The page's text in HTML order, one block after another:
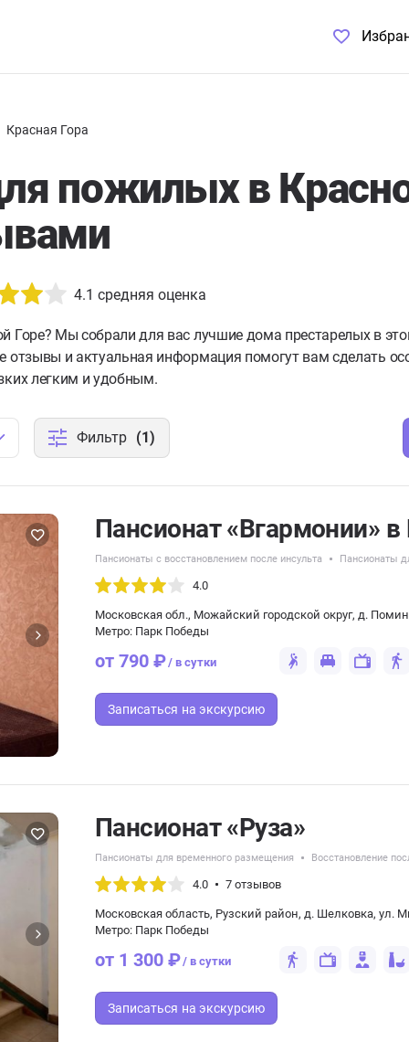
Красная Гора
пожилых в
4.1 средняя оценка
Горе? Мы собрали для вас лучшие дома престарелых в
отзывы и актуальная информация помогут вам сделать
легким и удобным.
Фильтр (1)
Пансионат «Вгармонии»
Пансионаты с восстановлением после инсульта Пансионаты
4.0
Московская обл., Можайский городской округ, д.
Метро: Парк Победы
от 790 ₽/ в сутки
Записаться на экскурсию
Пансионат «Руза»
Пансионаты для временного размещения Восстановление
4.0 7 отзывов
Московская область, Рузский район, д. Шелковка, ул.
Метро: Парк Победы
от 1 300 ₽/ в сутки
Записаться на экскурсию